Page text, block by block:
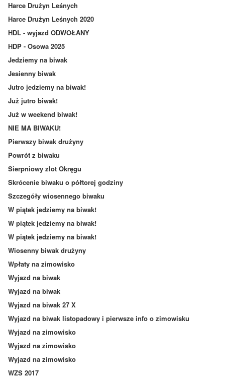
Harce Drużyn Leśnych
Harce Drużyn Leśnych 2020
HDL - wyjazd ODWOŁANY
HDP - Osowa 2025
Jedziemy na biwak
Jesienny biwak
Jutro jedziemy na biwak!
Już jutro biwak!
Już w weekend biwak!
NIE MA BIWAKU!
Pierwszy biwak drużyny
Powrót z biwaku
Sierpniowy zlot Okręgu
Skrócenie biwaku o półtorej godziny
Szczegóły wiosennego biwaku
W piątek jedziemy na biwak!
W piątek jedziemy na biwak!
W piątek jedziemy na biwak!
Wiosenny biwak drużyny
Wpłaty na zimowisko
Wyjazd na biwak
Wyjazd na biwak
Wyjazd na biwak 27 X
Wyjazd na biwak listopadowy i pierwsze info o zimowisku
Wyjazd na zimowisko
Wyjazd na zimowisko
Wyjazd na zimowisko
WZS 2017